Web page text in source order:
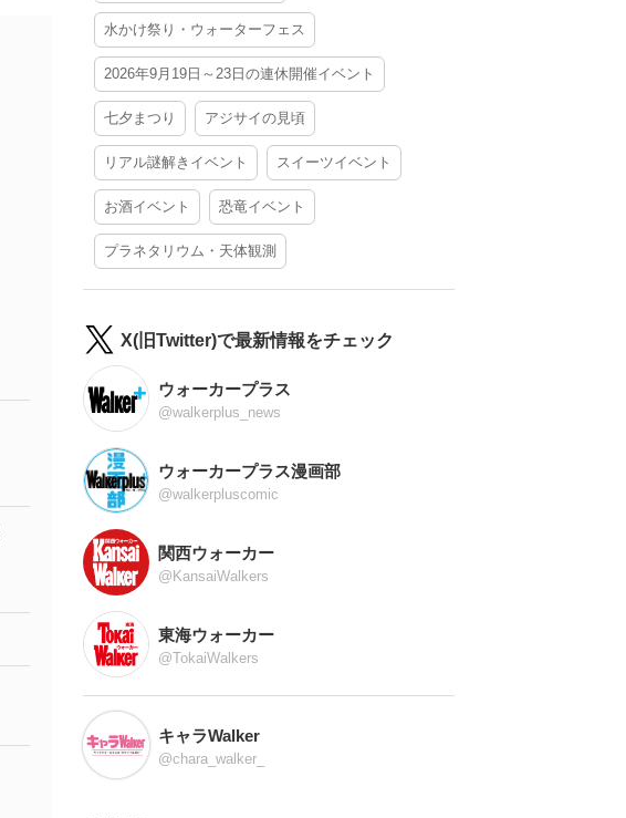
水かけ祭り・ウォーターフェス
2026年9月19日～23日の連休開催イベント
七夕まつり アジサイの見頃
リアル謎解きイベント スイーツイベント
お酒イベント 恐竜イベント
プラネタリウム・天体観測
X(旧Twitter)で最新情報をチェック
ウォーカープラス
@walkerplus_news
ウォーカープラス漫画部
@walkerpluscomic
関西ウォーカー
@KansaiWalkers
東海ウォーカー
@TokaiWalkers
キャラWalker
@chara_walker_